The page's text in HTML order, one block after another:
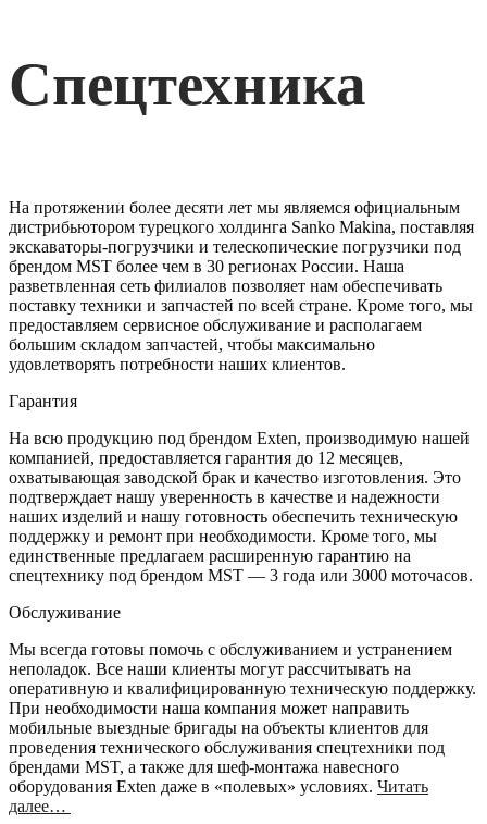
Спецтехника
На протяжении более десяти лет мы являемся официальным
дистрибьютором турецкого холдинга Sanko Makina, поставляя
экскаваторы-погрузчики и телескопические погрузчики под
брендом MST более чем в 30 регионах России. Наша
разветвленная сеть филиалов позволяет нам обеспечивать
поставку техники и запчастей по всей стране. Кроме того, мы
предоставляем сервисное обслуживание и располагаем
большим складом запчастей, чтобы максимально
удовлетворять потребности наших клиентов.
Гарантия
На всю продукцию под брендом Exten, производимую нашей
компанией, предоставляется гарантия до 12 месяцев,
охватывающая заводской брак и качество изготовления. Это
подтверждает нашу уверенность в качестве и надежности
наших изделий и нашу готовность обеспечить техническую
поддержку и ремонт при необходимости. Кроме того, мы
единственные предлагаем расширенную гарантию на
спецтехнику под брендом MST — 3 года или 3000 моточасов.
Обслуживание
Мы всегда готовы помочь с обслуживанием и устранением
неполадок. Все наши клиенты могут рассчитывать на
оперативную и квалифицированную техническую поддержку.
При необходимости наша компания может направить
мобильные выездные бригады на объекты клиентов для
проведения технического обслуживания спецтехники под
брендами MST, а также для шеф-монтажа навесного
оборудования Exten даже в «полевых» условиях. Читать
далее…